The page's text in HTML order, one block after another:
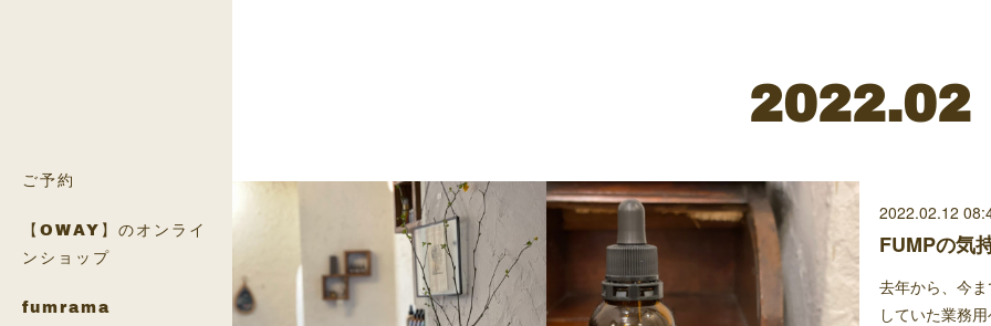
ご予約
【OWAY】のオンライ
ンショップ
fumrama
2022.02
2022.02.12
FUMPの気
去年から、今
していた業務